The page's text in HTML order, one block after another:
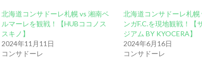
北海道コンサドーレ札幌 vs 湘南ベ
ルマーレを観戦！【HUBココノス
スキノ】
2024年11月11日
コンサドーレ
北海道コンサドーレ札幌
ンガF.C.を現地観戦！【
ジアム BY KYOCERA】
2024年6月16日
コンサドーレ